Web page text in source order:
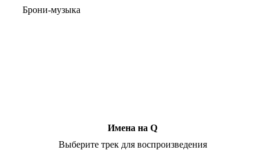
Брони-музыка
Имена на Q
Выберите трек для воспроизведения